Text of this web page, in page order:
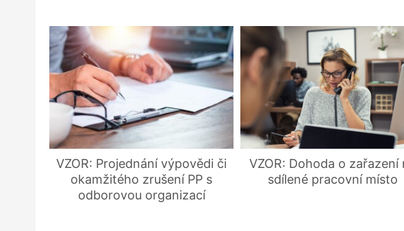
VZOR: Projednání výpovědi či
okamžitého zrušení PP s
odborovou organizací
VZOR: Dohoda o zařazení
sdílené pracovní místo